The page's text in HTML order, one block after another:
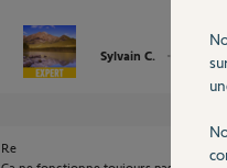
Sylvain C. il y a plus
Re